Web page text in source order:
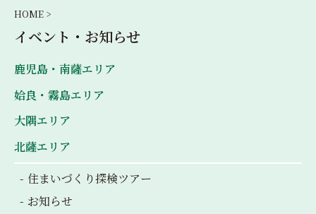
HOME >
イベント・お知らせ
鹿児島・南薩エリア
姶良・霧島エリア
大隅エリア
北薩エリア
住まいづくり探検ツアー
お知らせ